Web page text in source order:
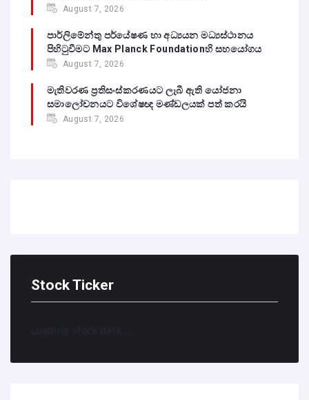
August 7, 2026
පාර්ලිමේන්තු පර්යේෂණ හා අධ්‍යයන මධ්‍යස්ථානය
පිහිටුවීමට Max Planck Foundationහි සහයෝගය
August 7, 2026
මැතිවරණ ප්‍රතිසංස්කරණයට ලැබී ඇති යෝජනා
සමාලෝචනයට විශේෂඥ මණ්ඩලයක් පත් කරයි
August 7, 2026
Stock Ticker
Loading stock data...